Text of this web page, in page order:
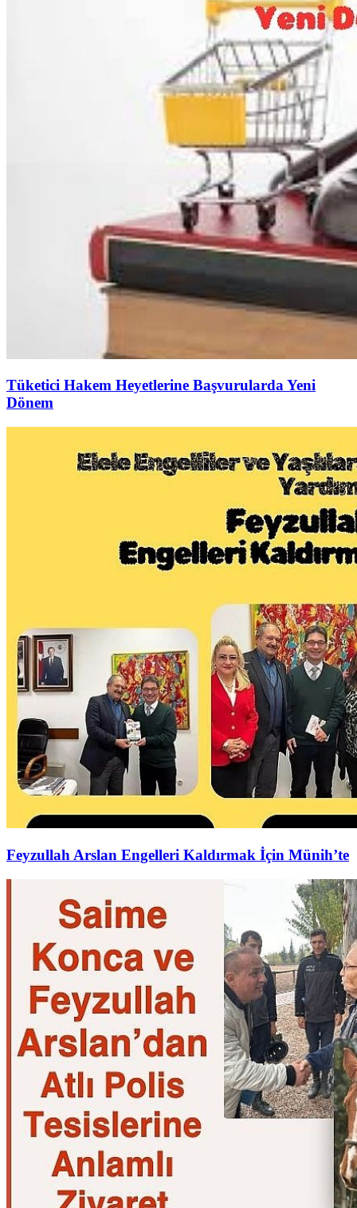
Tüketici Hakem Heyetlerine Başvurularda Yeni
Dönem
Feyzullah Arslan Engelleri Kaldırmak İçin Münih’te